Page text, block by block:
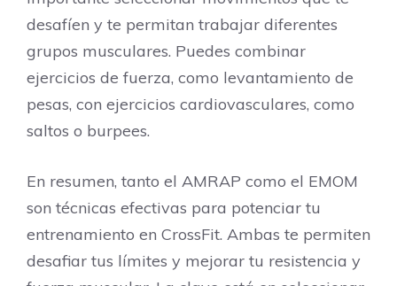
desafíen y te permitan trabajar diferentes
grupos musculares. Puedes combinar
ejercicios de fuerza, como levantamiento de
pesas, con ejercicios cardiovasculares, como
saltos o burpees.
En resumen, tanto el AMRAP como el EMOM
son técnicas efectivas para potenciar tu
entrenamiento en CrossFit. Ambas te permiten
desafiar tus límites y mejorar tu resistencia y